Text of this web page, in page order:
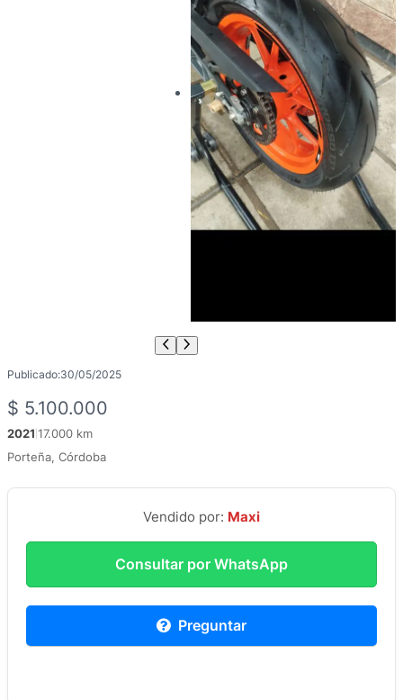
Publicado:30/05/2025
$ 5.100.000
2021 17.000 km
Porteña, Córdoba
Vendido por: Maxi
Consultar por WhatsApp
Preguntar